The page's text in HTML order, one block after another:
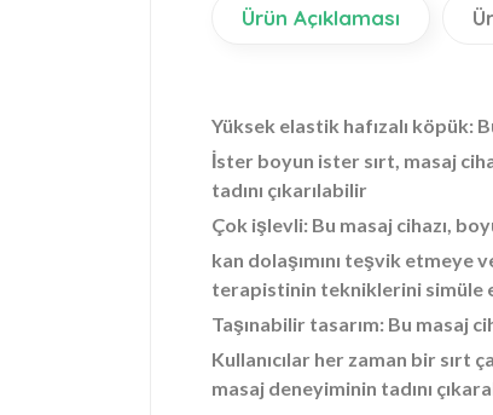
Ürün Açıklaması
Yüksek elastik hafızalı köpük:
İster boyun ister sırt, masaj
tadını çıkarılabilir
Çok işlevli: Bu masaj cihazı,
kan dolaşımını teşvik etmeye
terapistinin tekniklerini simüle
Taşınabilir tasarım: Bu masaj
Kullanıcılar her zaman bir sırt
masaj deneyiminin tadını